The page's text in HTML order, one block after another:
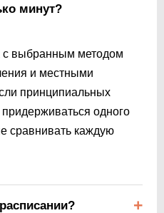
минут?
с выбранным методом
и местными
принципиальных
придерживаться одного
сравнивать каждую